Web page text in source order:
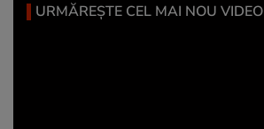
URMĂREȘTE CEL MAI NOU VIDEO